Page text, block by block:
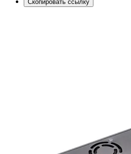
Скопировать ссылку